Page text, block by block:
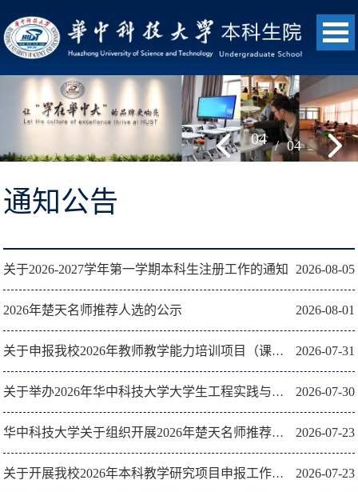
04 / 04
通知公告
关于2026-2027学年第一学期本科生注册工作的通知 2026-08-05
2026年楚天名师推荐人选的公示 2026-08-01
关于申报我校2026年教师教学能力培训项目（课程）的通知 2026-07-31
关于举办2026年华中科技大学大学生工程实践与创新能力大... 2026-07-30
华中科技大学关于组织开展2026年楚天名师推荐工作的通知 2026-07-23
关于开展我校2026年本科教学研究项目申报工作的通知 2026-07-23